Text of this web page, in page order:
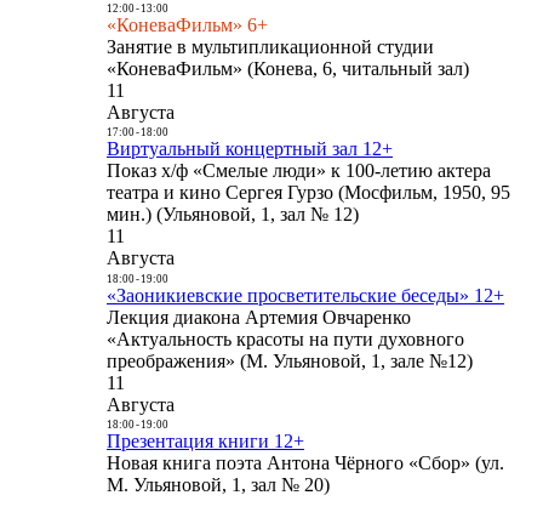
12:00- 13:00
«КоневаФильм» 6+
Занятие в мультипликационной студии
«КоневаФильм» (Конева, 6, читальный зал)
11
Августа
17:00- 18:00
Виртуальный концертный зал 12+
Показ х/ф «Смелые люди» к 100-летию актера
театра и кино Сергея Гурзо (Мосфильм, 1950, 95
мин.) (Ульяновой, 1, зал № 12)
11
Августа
18:00- 19:00
«Заоникиевские просветительские беседы» 12+
Лекция диакона Артемия Овчаренко
«Актуальность красоты на пути духовного
преображения» (М. Ульяновой, 1, зале №12)
11
Августа
18:00- 19:00
Презентация книги 12+
Новая книга поэта Антона Чёрного «Сбор» (ул.
М. Ульяновой, 1, зал № 20)